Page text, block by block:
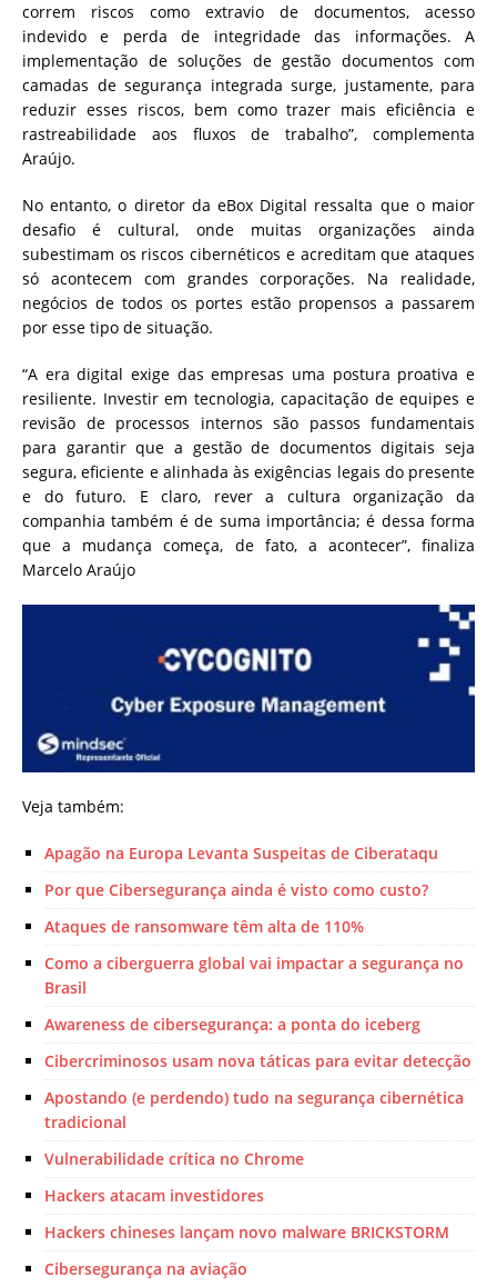
correm riscos como extravio de documentos, acesso
indevido e perda de integridade das informações. A
implementação de soluções de gestão documentos com
camadas de segurança integrada surge, justamente, para
reduzir esses riscos, bem como trazer mais eficiência e
rastreabilidade aos fluxos de trabalho”, complementa
Araújo.
No entanto, o diretor da eBox Digital ressalta que o maior
desafio é cultural, onde muitas organizações ainda
subestimam os riscos cibernéticos e acreditam que ataques
só acontecem com grandes corporações. Na realidade,
negócios de todos os portes estão propensos a passarem
por esse tipo de situação.
“A era digital exige das empresas uma postura proativa e
resiliente. Investir em tecnologia, capacitação de equipes e
revisão de processos internos são passos fundamentais
para garantir que a gestão de documentos digitais seja
segura, eficiente e alinhada às exigências legais do presente
e do futuro. E claro, rever a cultura organização da
companhia também é de suma importância; é dessa forma
que a mudança começa, de fato, a acontecer”, finaliza
Marcelo Araújo
Veja também:
Apagão na Europa Levanta Suspeitas de Ciberataqu
Por que Cibersegurança ainda é visto como custo?
Ataques de ransomware têm alta de 110%
Como a ciberguerra global vai impactar a segurança no
Brasil
Awareness de cibersegurança: a ponta do iceberg
Cibercriminosos usam nova táticas para evitar detecção
Apostando (e perdendo) tudo na segurança cibernética
tradicional
Vulnerabilidade crítica no Chrome
Hackers atacam investidores
Hackers chineses lançam novo malware BRICKSTORM
Cibersegurança na aviação